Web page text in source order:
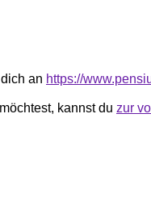
an https://
kannst du zur